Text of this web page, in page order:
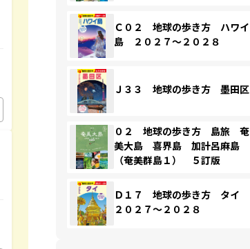
Ｃ０２ 地球の歩き方 ハワイ
島 ２０２７～２０２８
Ｊ３３ 地球の歩き方 墨田区
０２ 地球の歩き方 島旅 奄
美大島 喜界島 加計呂麻島
（奄美群島１） ５訂版
Ｄ１７ 地球の歩き方 タイ
２０２７～２０２８